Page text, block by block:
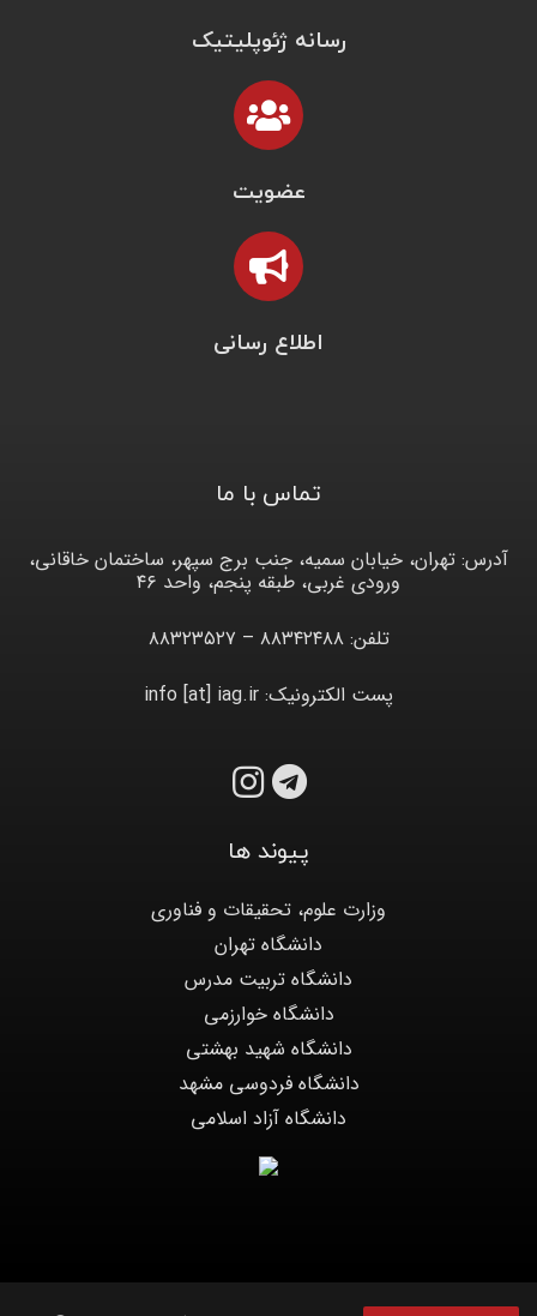
رسانه ژئوپلیتیک
عضویت
اطلاع رسانی
تماس با ما
آدرس: تهران، خیابان سمیه، جنب برج سپهر، ساختمان خاقانی،
ورودی غربی، طبقه پنجم، واحد ۴۶
تلفن: ۸۸۳۴۲۴۸۸ – ۸۸۳۲۳۵۲۷
پست الکترونیک: info [at] iag.ir
پیوند ها
وزارت علوم، تحقیقات و فناوری
دانشگاه تهران
دانشگاه تربیت مدرس
دانشگاه خوارزمی
دانشگاه شهید بهشتی
دانشگاه فردوسی مشهد
دانشگاه آزاد اسلامی